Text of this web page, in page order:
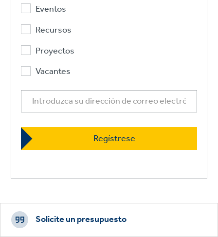
Eventos
Recursos
Proyectos
Vacantes
Footer
CTAs
Solicite un presupuesto